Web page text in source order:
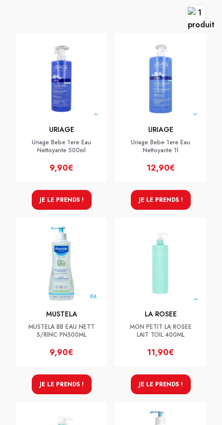
URIAGE
Uriage Bebe 1ere Eau
Nettoyante 500ml
9,90€
JE LE PRENDS !
URIAGE
Uriage Bebe 1ere Eau
Nettoyante 1l
12,90€
JE LE PRENDS !
MUSTELA
MUSTELA BB EAU NETT
S/RINC PN500ML
9,90€
JE LE PRENDS !
LA ROSEE
MON PETIT LA ROSEE
LAIT TOIL 400ML
11,90€
JE LE PRENDS !